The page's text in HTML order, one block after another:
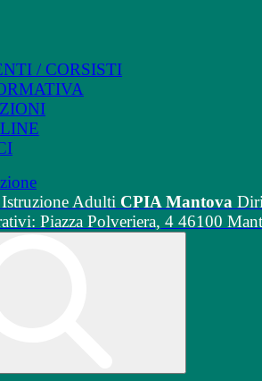
/ CORSISTI
Adulti CPIA Mantova
Piazza Polveriera, 4 46100